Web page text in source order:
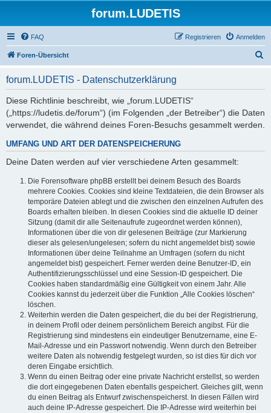
forum.LUDETIS
FAQ Anmelden
Registrieren
Foren-Übersicht
forum.LUDETIS - Datenschutzerklärung
Diese Richtlinie beschreibt, wie „forum.LUDETIS“
(„https://ludetis.de/forum“) (im Folgenden „der Betreiber“) die Daten
verwendet, die während deines Foren-Besuchs gesammelt werden.
UMFANG UND ART DER DATENSPEICHERUNG
Deine Daten werden auf vier verschiedene Arten gesammelt:
Die Forensoftware phpBB erstellt bei deinem Besuch des Boards
mehrere Cookies. Cookies sind kleine Textdateien, die dein Browser als
temporäre Dateien ablegt und die zwischen den einzelnen Aufrufen des
Boards erhalten bleiben. In diesen Cookies sind die aktuelle ID deiner
Sitzung (damit dir alle Seitenaufrufe zugeordnet werden können),
Informationen über die von dir gelesenen Beiträge (zur Markierung
dieser als gelesen/ungelesen; sofern du nicht angemeldet bist) sowie
Informationen über deine Teilnahme an Umfragen (sofern du nicht
angemeldet bist) gespeichert. Ferner werden deine Benutzer-ID, ein
Authentifizierungsschlüssel und eine Session-ID gespeichert. Die
Cookies haben standardmäßig eine Gültigkeit von einem Jahr. Alle
Cookies kannst du jederzeit über die Funktion „Alle Cookies löschen“
löschen.
Weiterhin werden die Daten gespeichert, die du bei der Registrierung,
in deinem Profil oder deinem persönlichem Bereich angibst. Für die
Registrierung sind mindestens ein eindeutiger Benutzername, eine E-
Mail-Adresse und ein Passwort notwendig. Wenn durch den Betreiber
weitere Daten als notwendig festgelegt wurden, so ist dies für dich vor
deren Eingabe ersichtlich.
Wenn du einen Beitrag oder eine private Nachricht erstellst, so werden
die dort eingegebenen Daten ebenfalls gespeichert. Gleiches gilt, wenn
du einen Beitrag als Entwurf zwischenspeicherst. In diesen Fällen wird
auch deine IP-Adresse gespeichert. Die IP-Adresse wird weiterhin bei